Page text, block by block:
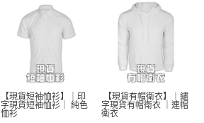
【現貨短袖恤衫】｜印
字現貨短袖恤衫｜ 純色
恤衫
字現貨有帽衛衣 ｜連帽
衛衣